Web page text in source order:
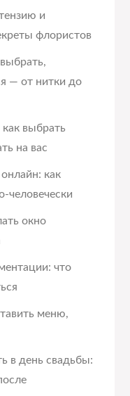
и
флористов
— от нитки до
выбрать
на вас
как
человечески
окно
что
меню,
в день свадьбы: